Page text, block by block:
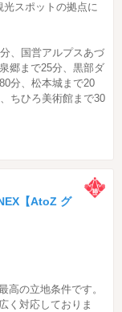
スポットの拠点に
、国営アルプスあづ
郷まで25分、黒部ダ
分、松本城まで20
ちひろ美術館まで30
【AtoZ グ
高の立地条件です。
く対応しておりま